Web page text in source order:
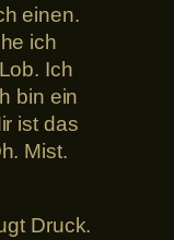
einen.
ich
Ich
bin ein
ist das
Mist.
Druck.